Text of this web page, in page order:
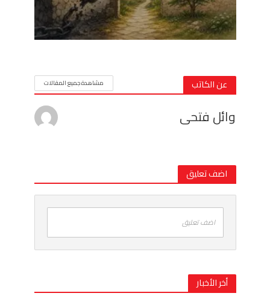
عن الكاتب مشاهدة جميع المقالات
وائل فتحى
اضف تعليق
اضف تعليق
أخر الأخبار